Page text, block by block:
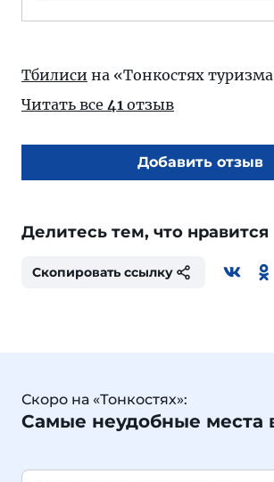
Тбилиси на «Тонкостях
Читать все 41 отзыв
Добавить отзыв
Делитесь тем, что нравится
Скопировать ссылку
Скоро на «Тонкостях»:
Самые неудобные места